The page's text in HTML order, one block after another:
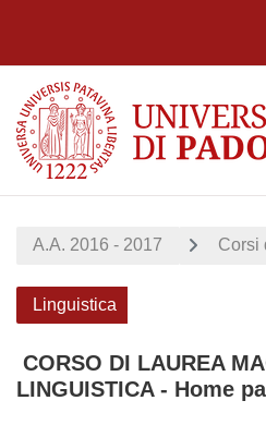
A.A. 2016 - 2017 Corsi
Linguistica
CORSO DI LAUREA
LINGUISTICA - Home